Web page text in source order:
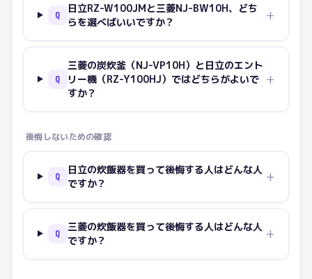
Q
日立RZ-W100JMと三菱NJ-BW10H、どち
らを選べばいいですか？
+
Q
三菱の炭炊釜（NJ-VP10H）と日立のエント
リー機（RZ-Y100HJ）ではどちらがよいで
すか？
+
後悔しないための確認
Q
日立の炊飯器を買って後悔する人はどんな人
ですか？
+
Q
三菱の炊飯器を買って後悔する人はどんな人
ですか？
+